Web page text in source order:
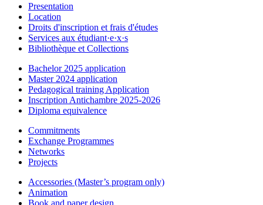
Presentation
Location
Droits d'inscription et frais d'études
Services aux étudiant·e·x·s
Bibliothèque et Collections
Bachelor 2025 application
Master 2024 application
Pedagogical training Application
Inscription Antichambre 2025-2026
Diploma equivalence
Commitments
Exchange Programmes
Networks
Projects
Accessories (Master’s program only)
Animation
Book and paper design